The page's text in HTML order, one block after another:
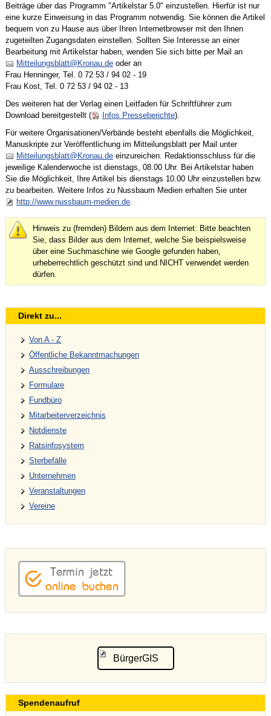
Beiträge über das Programm "Artikelstar 5.0" einzustellen. Hierfür ist nur
eine kurze Einweisung in das Programm notwendig. Sie können die Artikel
bequem von zu Hause aus über Ihren Internetbrowser mit den Ihnen
zugeteilten Zugangsdaten einstellen. Sollten Sie Interesse an einer
Bearbeitung mit Artikelstar haben, wenden Sie sich bitte per Mail an
Mitteilungsblatt@Kronau.deoder an
Frau Henninger, Tel. 0 72 53 / 94 02 - 19
Frau Kost, Tel. 0 72 53 / 94 02 - 13
Des weiteren hat der Verlag einen Leitfaden für Schriftführer zum
Download bereitgestellt (
Infos Presseberichte).
Für weitere Organisationen/Verbände besteht ebenfalls die Möglichkeit,
Manuskripte zur Veröffentlichung im Mitteilungsblatt per Mail unter
Mitteilungsblatt@Kronau.deeinzureichen. Redaktionsschluss für die
jeweilige Kalenderwoche ist dienstags, 08.00 Uhr. Bei Artikelstar haben
Sie die Möglichkeit, Ihre Artikel bis dienstags 10.00 Uhr einzustellen bzw.
zu bearbeiten. Weitere Infos zu Nussbaum Medien erhalten Sie unter
http://www.nussbaum-medien.de.
Hinweis zu (fremden) Bildern aus dem Internet: Bitte beachten
Sie, dass Bilder aus dem Internet, welche Sie beispielsweise
über eine Suchmaschine wie Google gefunden haben,
urheberrechtlich geschützt sind und NICHT verwendet werden
dürfen.
Direkt zu...
Von A - Z
Öffentliche Bekanntmachungen
Ausschreibungen
Formulare
Fundbüro
Mitarbeiterverzeichnis
Notdienste
Ratsinfosystem
Sterbefälle
Unternehmen
Veranstaltungen
Vereine
BürgerGIS
Spendenaufruf